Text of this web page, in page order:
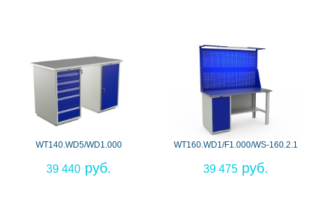
WT140.WD5/WD1.000
39 440
WT160.WD1/F1.000/WS-160.2.1
39 475